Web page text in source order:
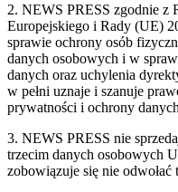
2. NEWS PRESS zgodnie z
Europejskiego i Rady (UE)
sprawie ochrony osób
danych osobowych i w
danych oraz uchylenia
w pełni uznaje i szanuje
prywatności i ochrony
3. NEWS PRESS nie
trzecim danych osobowych
zobowiązuje się nie